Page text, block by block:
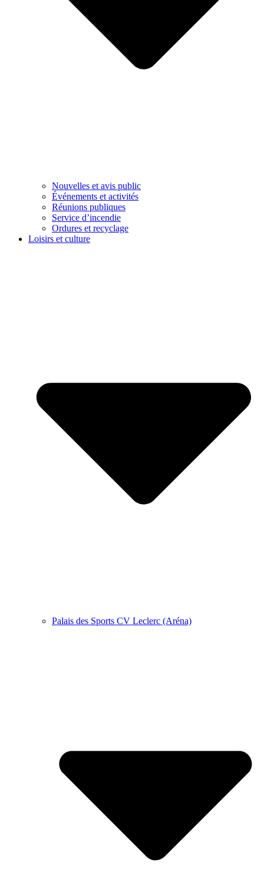
Nouvelles et avis public
Événements et activités
Réunions publiques
Service d’incendie
Ordures et recyclage
Loisirs et culture
Palais des Sports CV Leclerc (Aréna)